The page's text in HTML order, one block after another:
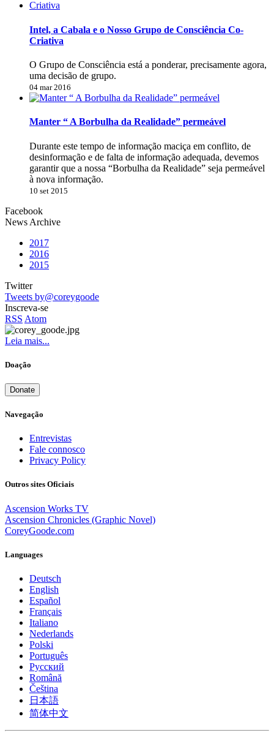
Intel, a Cabala e o Nosso Grupo de Consciência Co-
Criativa
O Grupo de Consciência está a ponderar, precisamente agora,
uma decisão de grupo.
04 mar 2016
Manter “ A Borbulha da Realidade” permeável
Durante este tempo de informação maciça em conflito, de
desinformação e de falta de informação adequada, devemos
garantir que a nossa “Borbulha da Realidade” seja permeável
à nova informação.
10 set 2015
Facebook
News Archive
2017
2016
2015
Twitter
Tweets by@coreygoode
Inscreva-se
RSS Atom
Leia mais...
Doação
Donate
Navegação
Entrevistas
Fale connosco
Privacy Policy
Outros sites Oficiais
Ascension Works TV
Ascension Chronicles (Graphic Novel)
CoreyGoode.com
Languages
Deutsch
English
Español
Français
Italiano
Nederlands
Polski
Português
Pусский
Română
Čeština
日本語
简体中文